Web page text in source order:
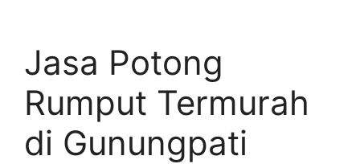
Jasa Potong
Rumput Termurah
di Gunungpati